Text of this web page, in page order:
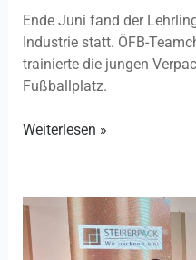
Ende Juni fand der
Industrie statt. ÖFB-
trainierte die jungen
Fußballplatz.
Weiterlesen »
Stars
of
Styria